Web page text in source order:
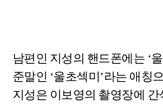
남편인 지성의 핸드폰에는 ‘
준말인 ‘울초섹미’라는 애칭
지성은 이보영의 촬영장에